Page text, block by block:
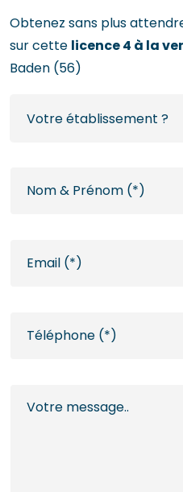
Obtenez sans plus
sur cette licence 4 à la
Baden (56)